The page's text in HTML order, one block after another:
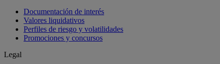
Documentación de interés
Valores liquidativos
Perfiles de riesgo y volatilidades
Promociones y concursos
Legal